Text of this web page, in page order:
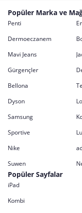
Popüler Marka ve
Penti
Dermoeczanem
Mavi Jeans
Gürgençler
Bellona
Dyson
Samsung
Sportive
Nike
Suwen
Popüler Sayfalar
iPad
Kombi